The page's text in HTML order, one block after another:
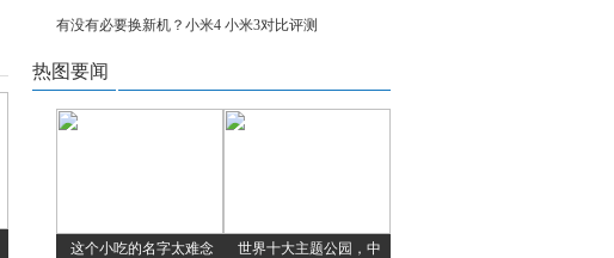
有没有必要换新机？小米4 小米3对比评测
热图要闻
这个小吃的名字太难念 世界十大主题公园，中